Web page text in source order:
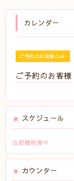
カレンダー
ご予約のお客様のみ
ご予約のお客様
スケジュール
自販機稼働中
カウンター